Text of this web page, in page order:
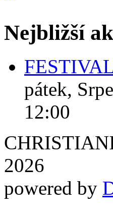
Nejbližší
pátek,
12:00
2026
powered by